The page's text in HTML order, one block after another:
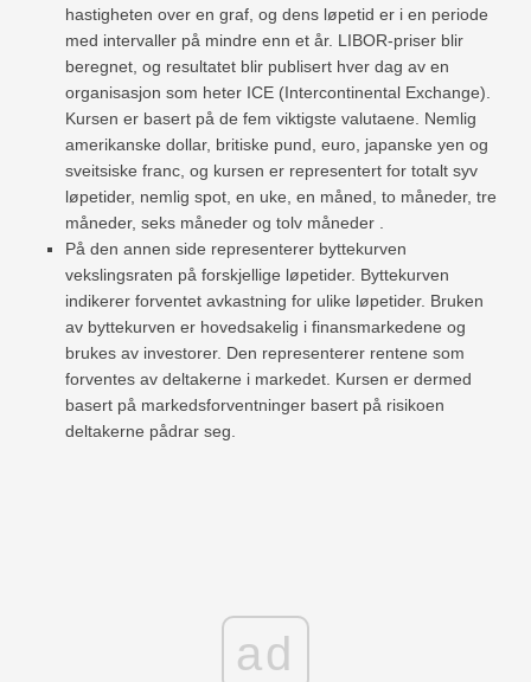
hastigheten over en graf, og dens løpetid er i en periode
med intervaller på mindre enn et år. LIBOR-priser blir
beregnet, og resultatet blir publisert hver dag av en
organisasjon som heter ICE (Intercontinental Exchange).
Kursen er basert på de fem viktigste valutaene. Nemlig
amerikanske dollar, britiske pund, euro, japanske yen og
sveitsiske franc, og kursen er representert for totalt syv
løpetider, nemlig spot, en uke, en måned, to måneder, tre
måneder, seks måneder og tolv måneder .
På den annen side representerer byttekurven
vekslingsraten på forskjellige løpetider. Byttekurven
indikerer forventet avkastning for ulike løpetider. Bruken
av byttekurven er hovedsakelig i finansmarkedene og
brukes av investorer. Den representerer rentene som
forventes av deltakerne i markedet. Kursen er dermed
basert på markedsforventninger basert på risikoen
deltakerne pådrar seg.
ad